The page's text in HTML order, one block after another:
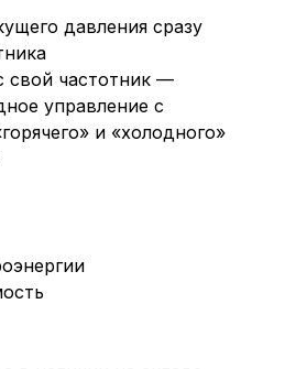
давления сразу
свой частотник —
управление с
и «холодного»